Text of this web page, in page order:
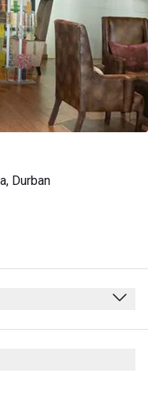
Durban
14:00 - 19:00